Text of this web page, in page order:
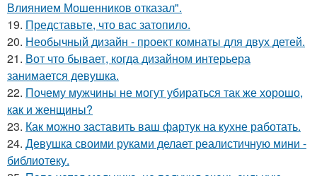
Влиянием Мошенников отказал".
19. Представьте, что вас затопило.
20. Необычный дизайн - проект комнаты для двух детей.
21. Вот что бывает, когда дизайном интерьера
занимается девушка.
22. Почему мужчины не могут убираться так же хорошо,
как и женщины?
23. Как можно заставить ваш фартук на кухне работать.
24. Девушка своими руками делает реалистичную мини -
библиотеку.